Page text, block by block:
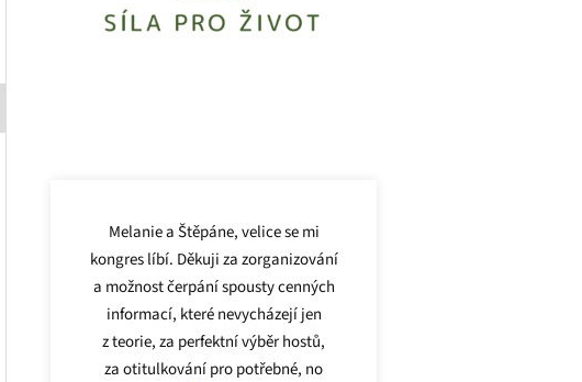
Melanie a Štěpáne, velice se mi
kongres líbí. Děkuji za zorganizování
a možnost čerpání spousty cenných
informací, které nevycházejí jen
z teorie, za perfektní výběr hostů,
za otitulkování pro potřebné, no